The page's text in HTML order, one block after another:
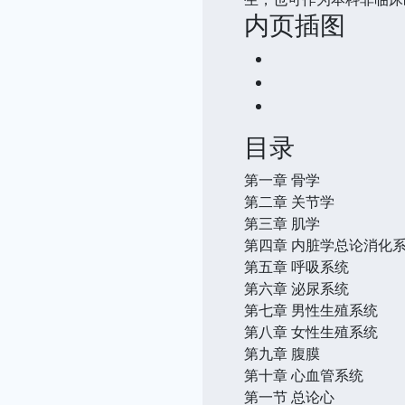
内页插图
目录
第一章 骨学
第二章 关节学
第三章 肌学
第四章 内脏学总论消化
第五章 呼吸系统
第六章 泌尿系统
第七章 男性生殖系统
第八章 女性生殖系统
第九章 腹膜
第十章 心血管系统
第一节 总论心